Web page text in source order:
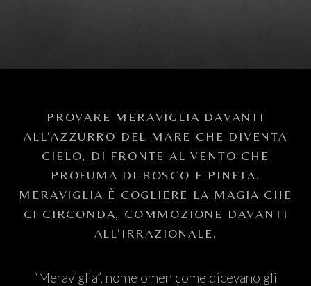
PROVARE MERAVIGLIA DAVANTI
ALL’AZZURRO DEL MARE CHE DIVENTA
CIELO, DI FRONTE AL VENTO CHE
PROFUMA DI BOSCO E PINETA.
MERAVIGLIA È COGLIERE LA MAGIA CHE
CI CIRCONDA, COMMOZIONE DAVANTI
ALL’IRRAZIONALE.
“Meraviglia”, nome omen come dicevano gli